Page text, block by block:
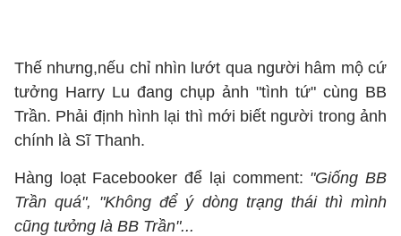
Thế nhưng,nếu chỉ nhìn lướt qua người hâm mộ cứ
tưởng Harry Lu đang chụp ảnh "tình tứ" cùng BB
Trần. Phải định hình lại thì mới biết người trong ảnh
chính là Sĩ Thanh.
Hàng loạt Facebooker để lại comment: "Giống BB
Trần quá", "Không để ý dòng trạng thái thì mình
cũng tưởng là BB Trần"...